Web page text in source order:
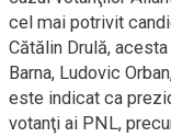
cel mai potrivit
Cătălin Drulă,
Barna, Ludovic
este indicat ca
votanţi ai PNL,